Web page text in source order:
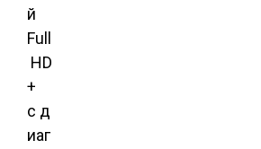
й
Full
HD
+
с д
иаг